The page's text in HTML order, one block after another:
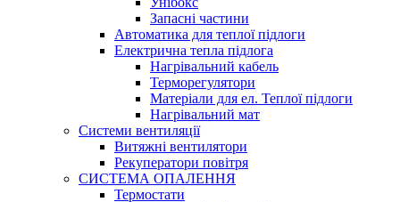
Запасні частини
Автоматика для теплої підлоги
Електрична тепла підлога
Нагрівальний кабель
Терморегулятори
Матеріали для ел. Теплої підлоги
Нагрівальний мат
Системи вентиляції
Витяжні вентилятори
Рекуператори повітря
СИСТЕМА ОПАЛЕННЯ
Термостати